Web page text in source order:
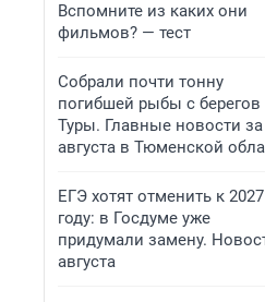
Вспомните из каких они
фильмов? — тест
Собрали почти тонну
погибшей рыбы с берегов
Туры. Главные новости
августа в Тюменской
ЕГЭ хотят отменить к 2027
году: в Госдуме уже
придумали замену.
августа